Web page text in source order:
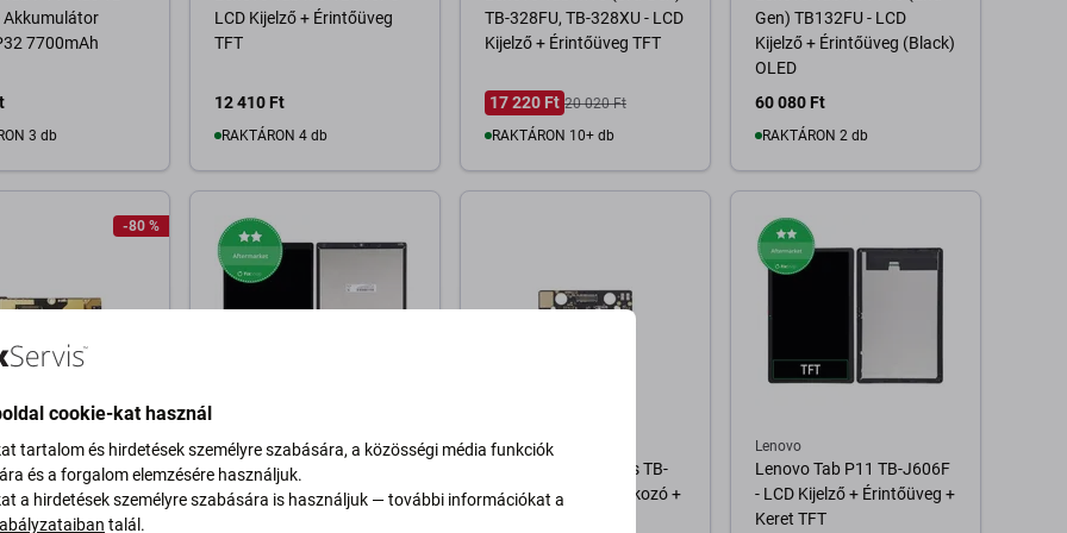
Akkumulátor
7700mAh
3 db
LCD Kijelző + Érintőüveg
TFT
12 410 Ft
RAKTÁRON 4 db
TB-328FU, TB-328XU - LCD
Kijelző + Érintőüveg TFT
17 220 Ft 20 020 Ft
RAKTÁRON 10+ db
Gen) TB132FU - LCD
Kijelző + Érintőüveg (Black)
OLED
60 080 Ft
RAKTÁRON 2 db
-80 %
P2a42 - Töltő
+ Mikrofon +
PCB Alaplap
Lenovo
Lenovo Tab M10 TB-X306 -
LCD Kijelző + Érintőüveg
Lenovo
Lenovo Tab P11 Plus TB-
J616F - Töltő Csatlakozó +
Lenovo
Lenovo Tab P11 TB-J606F
- LCD Kijelző + Érintőüveg +
Keret TFT
cookie-kat használ
tartalom és hirdetések személyre szabására, a közösségi média funkciók
és a forgalom elemzésére használjuk.
a hirdetések személyre szabására is használjuk — további információkat a
talál.